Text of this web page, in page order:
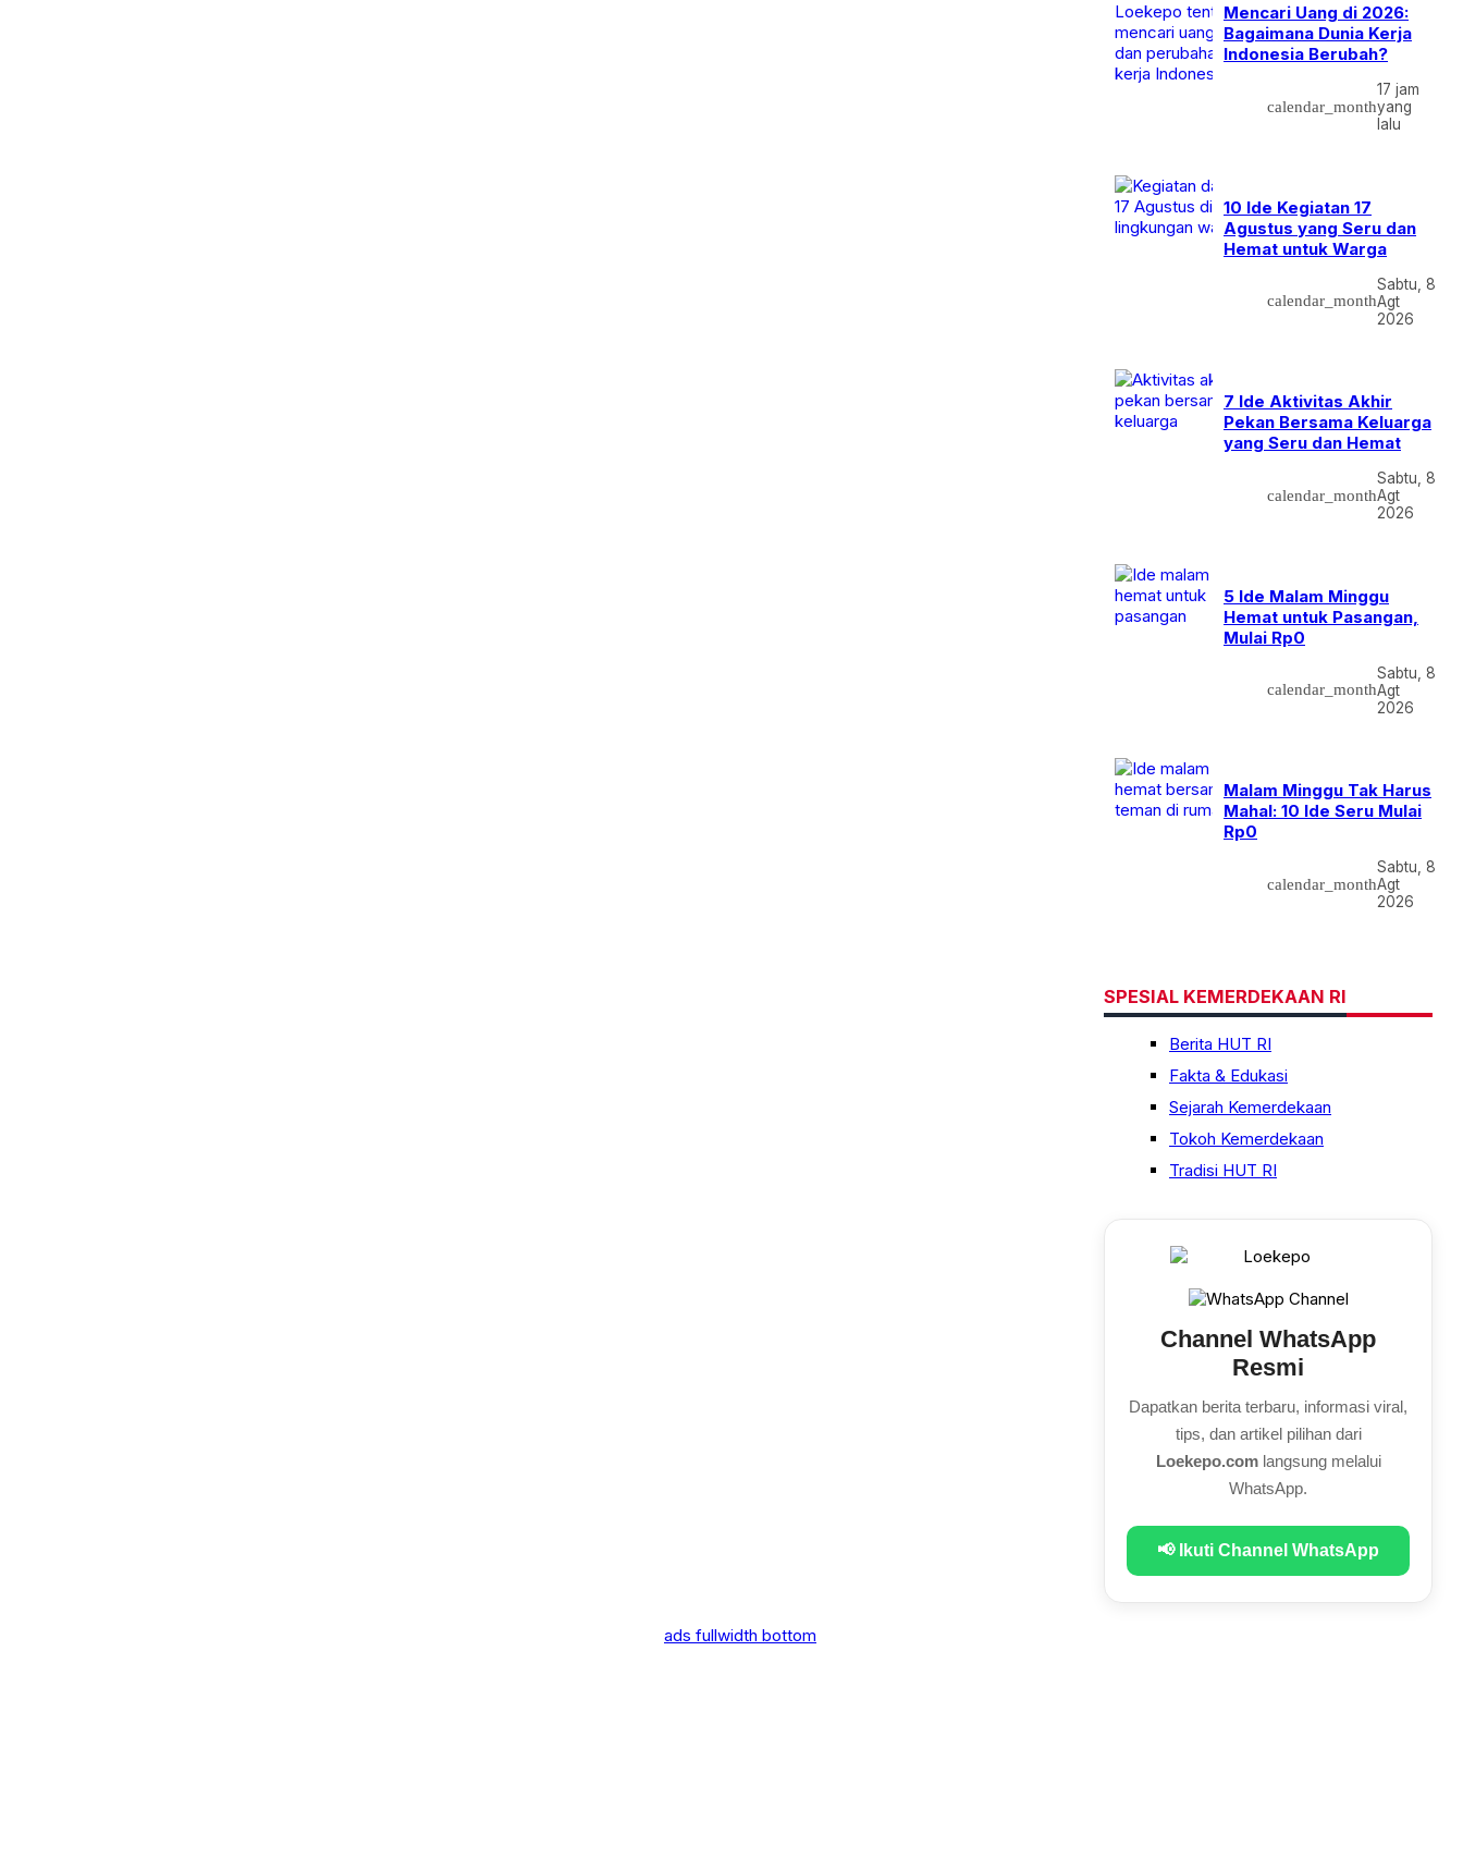
Mencari Uang di 2026:
Bagaimana Dunia Kerja
Indonesia Berubah?
calendar_month
17 jam
yang
lalu
10 Ide Kegiatan 17
Agustus yang Seru dan
Hemat untuk Warga
calendar_month
Sabtu, 8
Agt
2026
7 Ide Aktivitas Akhir
Pekan Bersama Keluarga
yang Seru dan Hemat
calendar_month
Sabtu, 8
Agt
2026
5 Ide Malam Minggu
Hemat untuk Pasangan,
Mulai Rp0
calendar_month
Sabtu, 8
Agt
2026
Malam Minggu Tak Harus
Mahal: 10 Ide Seru Mulai
Rp0
calendar_month
Sabtu, 8
Agt
2026
SPESIAL KEMERDEKAAN RI
Berita HUT RI
Fakta & Edukasi
Sejarah Kemerdekaan
Tokoh Kemerdekaan
Tradisi HUT RI
Channel WhatsApp
Resmi
Dapatkan berita terbaru, informasi viral,
tips, dan artikel pilihan dari
Loekepo.comlangsung melalui
WhatsApp.
📢 Ikuti Channel WhatsApp